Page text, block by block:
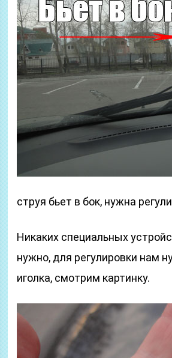
струя бьет в бок, нужна
Никаких специальных
нужно, для регулировки нам
иголка, смотрим картинку.